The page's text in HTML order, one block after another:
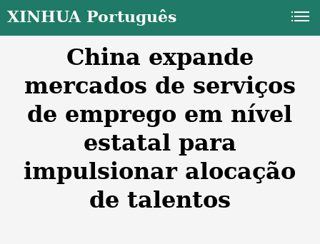
XINHUA Português
China expande
mercados de serviços
de emprego em nível
estatal para
impulsionar alocação
de talentos